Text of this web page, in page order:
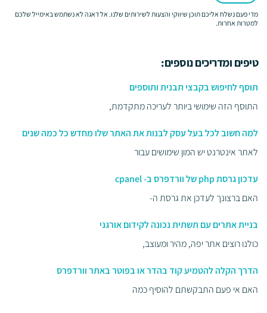
מדי פעם נשלח אליכם תוכן שיווקי והצעות לשירותים שלנו. אל דאגה לא נשתמש באימייל שלכם
למטרות אחרות.
טיפים ומדריכים נוספים:
תוסף לחיפוש בקבצי תבנית ותוספים
התוסף הזה שימושי ביותר לעריכה מתקדמת,
למה חשוב לכל בעל עסק לבנות את האתר שלו מחדש כל כמה שנים
לאתר אינטרנט יש המון שימושים עבור
עדכון גרסת php של וורדפרס ב- cpanel
האם ברצונך לעדכן את גרסת ה-
בניית אתרים עם תשתית נכונה לקידום אורגני
כולנו רוצים אתר יפה, מהיר ומעוצב,
הדרך הקלה להטמיע קוד בהדר או בפוטר באתר וורדפרס
האם אי פעם התבקשתם להוסיף כמה